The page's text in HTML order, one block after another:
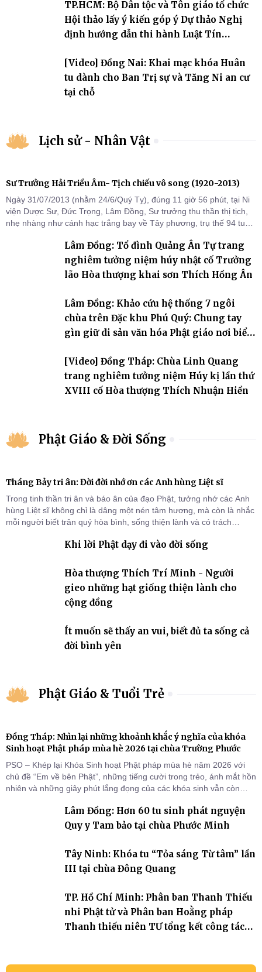
TP.HCM: Bộ Dân tộc và Tôn giáo tổ chức
Hội thảo lấy ý kiến góp ý Dự thảo Nghị
định hướng dẫn thi hành Luật Tín
[Video] Đồng Nai: Khai mạc khóa Huân
tu dành cho Ban Trị sự và Tăng Ni an cư
tại chỗ
Lịch sử - Nhân Vật
Sư Trưởng Hải Triều Âm- Tịch chiếu vô song (1920-2013)
Ngày 31/07/2013 (nhằm 24/6/Quý Tỵ), đúng 11 giờ 56 phút, tại Ni
viện Dược Sư, Đức Trọng, Lâm Đồng, Sư trưởng thu thần thị tịch,
nhẹ nhàng như cánh hạc trắng bay về Tây phương, trụ thế 94 tuổi
Lâm Đồng: Tổ đình Quảng Ân Tự trang
nghiêm tưởng niệm húy nhật cố Trưởng
lão Hòa thượng khai sơn Thích Hồng Ân
Lâm Đồng: Khảo cứu hệ thống 7 ngôi
chùa trên Đặc khu Phú Quý: Chung tay
gìn giữ di sản văn hóa Phật giáo nơi biển
[Video] Đồng Tháp: Chùa Linh Quang
trang nghiêm tưởng niệm Húy kị lần thứ
XVIII cố Hòa thượng Thích Nhuận Hiền
Phật Giáo & Đời Sống
Tháng Bảy tri ân: Đời đời nhớ ơn các Anh hùng Liệt sĩ
Trong tinh thần tri ân và báo ân của đạo Phật, tưởng nhớ các Anh
hùng Liệt sĩ không chỉ là dâng một nén tâm hương, mà còn là nhắc
mỗi người biết trân quý hòa bình, sống thiện lành và có trách
Khi lời Phật dạy đi vào đời sống
Hòa thượng Thích Trí Minh - Người
gieo những hạt giống thiện lành cho
cộng đồng
Ít muốn sẽ thấy an vui, biết đủ ta sống cả
đời bình yên
Phật Giáo & Tuổi Trẻ
Đồng Tháp: Nhìn lại những khoảnh khắc ý nghĩa của khóa
Sinh hoạt Phật pháp mùa hè 2026 tại chùa Trường Phước
PSO – Khép lại Khóa Sinh hoạt Phật pháp mùa hè năm 2026 với
chủ đề “Em về bên Phật”, những tiếng cười trong trẻo, ánh mắt hồn
nhiên và những giây phút lắng đọng của các khóa sinh vẫn còn
Tháp). Những tuần tu học ngắn ngủi nhưng đã trở thành hành
trang quý báu, gieo những hạt giống thiện l
Lâm Đồng: Hơn 60 tu sinh phát nguyện
Quy y Tam bảo tại chùa Phước Minh
Tây Ninh: Khóa tu “Tỏa sáng Từ tâm” lần
III tại chùa Đông Quang
TP. Hồ Chí Minh: Phân ban Thanh Thiếu
nhi Phật tử và Phân ban Hoằng pháp
Thanh thiếu niên TƯ tổng kết công tác